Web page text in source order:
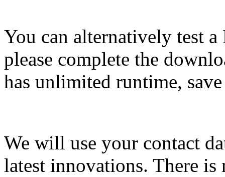
You can alternatively test
please complete the
has unlimited runtime,
We will use your contact
latest innovations. There